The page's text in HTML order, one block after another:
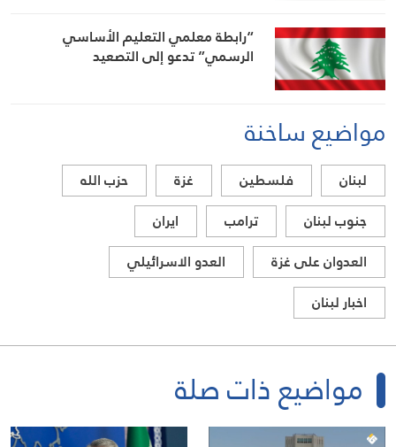
“رابطة معلمي التعليم الأساسي
الرسمي” تدعو إلى التصعيد
مواضيع ساخنة
لبنان فلسطين غزة
حزب الله
جنوب لبنان
ترامب
ايران
العدوان على غزة
العدو الاسرائيلي
اخبار لبنان
مواضيع ذات صلة